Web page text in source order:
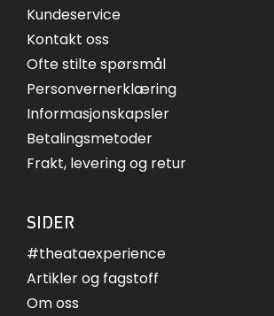
Kundeservice
Kontakt oss
Ofte stilte spørsmål
Personvernerklæring
Informasjonskapsler
Betalingsmetoder
Frakt, levering og retur
SIDER
#theataexperience
Artikler og fagstoff
Om oss